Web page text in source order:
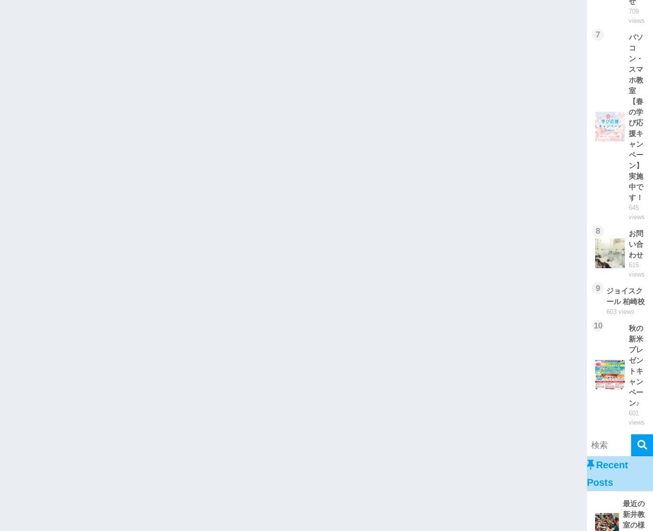
709
views
7
パソ
コ
ン・
スマ
ホ教
室
【春
の学
び応
援キ
ャン
ペー
ン】
実施
中で
す！
645
views
8
お問
い合
わせ
615
views
9
ジョイスク
ール 柏崎校
603 views
10
秋の
新米
プレ
ゼン
トキ
ャン
ペー
ン♪
601
views
Recent
Posts
最近の
新井教
室の様